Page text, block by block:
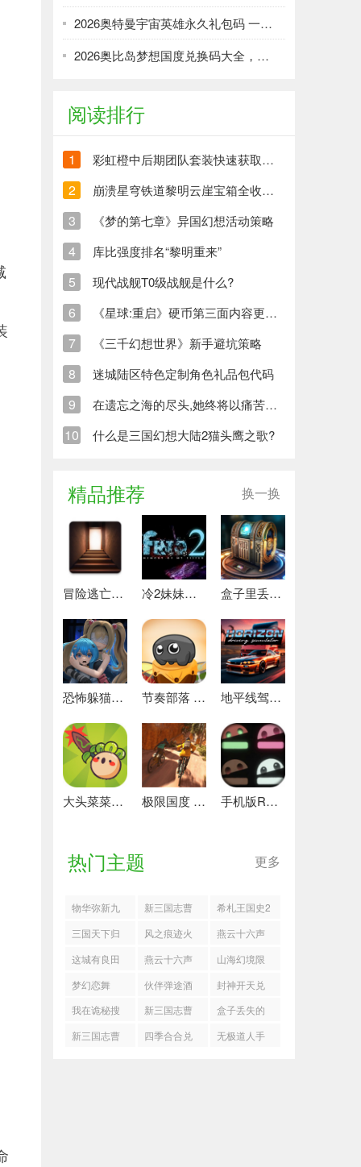
2026奥特曼宇宙英雄永久礼包码 一键领取光暗资源
2026奥比岛梦想国度兑换码大全，免费领服饰家具！
阅读排行
1 彩虹橙中后期团队套装快速获取方法
2 崩溃星穹铁道黎明云崖宝箱全收集策略与崩铁玩家分享
3 《梦的第七章》异国幻想活动策略
4 库比强度排名“黎明重来”
5 现代战舰T0级战舰是什么?
6 《星球:重启》硬币第三面内容更新清单
7 《三千幻想世界》新手避坑策略
8 迷城陆区特色定制角色礼品包代码
9 在遗忘之海的尽头,她终将以痛苦创造新的生命
10 什么是三国幻想大陆2猫头鹰之歌?
精品推荐 换一换
冒险逃亡之谜 推荐 冷2妹妹的记忆 热门下载 盒子里丢失的碎片 安卓下载
恐怖躲猫猫4 最新版 节奏部落 安卓版 地平线驾驶模拟器 最新版
大头菜菜历险记 好玩的 极限国度 最新版 手机版REPO 安卓版
热门主题 更多
物华弥新九
幽行域七八
关40难度阵
新三国志曹
操传许褚试
炼4打法
希札王国史2
手记获取
三国天下归
心孙尚香阵
容搭配推荐
风之痕迹火
挂机配队思
路
燕云十六声
舍命陪君子
成就攻略
这城有良田
官府何秀姑
搭配攻略
燕云十六声
逗你玩
山海幻境限
时搜神画卷
获取途径
梦幻恋舞
伙伴弹途酒
馆招募怎么
刷双红
封神开天兑
换码最新
2025一览
我在诡秘搜
物资战力提
新三国志曹
操传怎么过
盒子丢失的
碎片游戏
新三国志曹
四季合合兑
无极道人手